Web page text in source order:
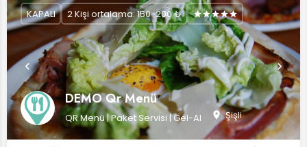
DEMO Qr Menü
QR Menü | Paket Servisi | Gel-Al Şişli
KAPALI 2 Kişi ortalama: 150-200 ₺